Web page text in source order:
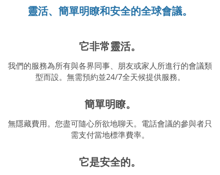
靈活、簡單明瞭和安全的全球會議。
它非常靈活。
我們的服務為所有與各界同事、朋友或家人所進行的會議類
型而設。無需預約並24/7全天候提供服務。
簡單明瞭。
無隱藏費用。您盡可隨心所欲地聊天。電話會議的參與者只
需支付當地標準費率。
它是安全的。